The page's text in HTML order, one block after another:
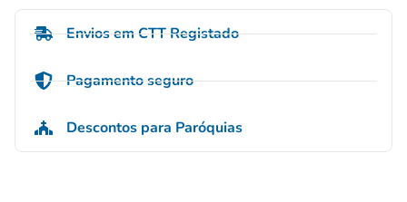
Envios em CTT Registado
Pagamento seguro
Descontos para Paróquias